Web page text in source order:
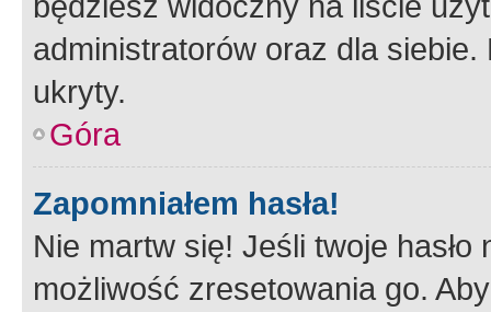
administratorów oraz dla
ukryty.
Góra
Zapomniałem hasła!
Nie martw się! Jeśli twoje
możliwość zresetowania go.